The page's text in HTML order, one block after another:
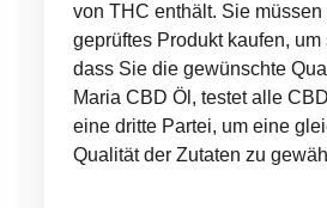
von THC enthält. Sie
geprüftes Produkt kaufen,
dass Sie die gewünschte
Maria CBD Öl, testet alle
eine dritte Partei, um eine
Qualität der Zutaten zu